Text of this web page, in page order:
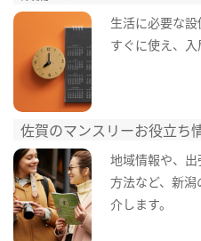
生活に必要な
すぐに使え、入
佐賀のマンスリーお役立ち
地域情報や、
方法など、新
介します。